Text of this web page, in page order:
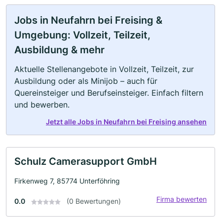
Jobs in Neufahrn bei Freising &
Umgebung: Vollzeit, Teilzeit,
Ausbildung & mehr
Aktuelle Stellenangebote in Vollzeit, Teilzeit, zur
Ausbildung oder als Minijob – auch für
Quereinsteiger und Berufseinsteiger. Einfach filtern
und bewerben.
Jetzt alle Jobs in Neufahrn bei Freising ansehen
Schulz Camerasupport GmbH
Firkenweg 7, 85774 Unterföhring
0.0 (0 Bewertungen) Firma bewerten